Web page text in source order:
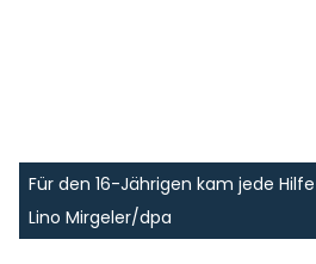
Für den 16-Jährigen kam jede
Lino Mirgeler/dpa